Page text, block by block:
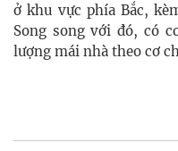
ở khu vực phía Bắc,
Song song với đó, có
lượng mái nhà theo cơ